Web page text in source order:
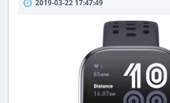
только своей универсальностью,
имитация порывов ветра при
лодке. В фитнес-центры и
тренажер попал из большого ..
2019-03-22 17:47:49